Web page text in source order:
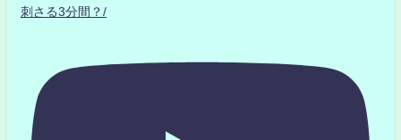
刺さる3分間？/